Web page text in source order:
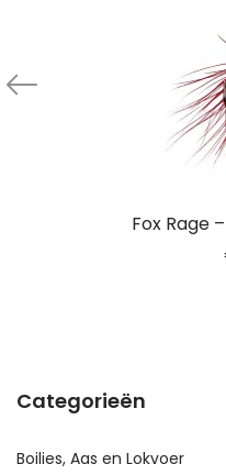
Fox Rage
Categorieën
Boilies, Aas en Lokvoer